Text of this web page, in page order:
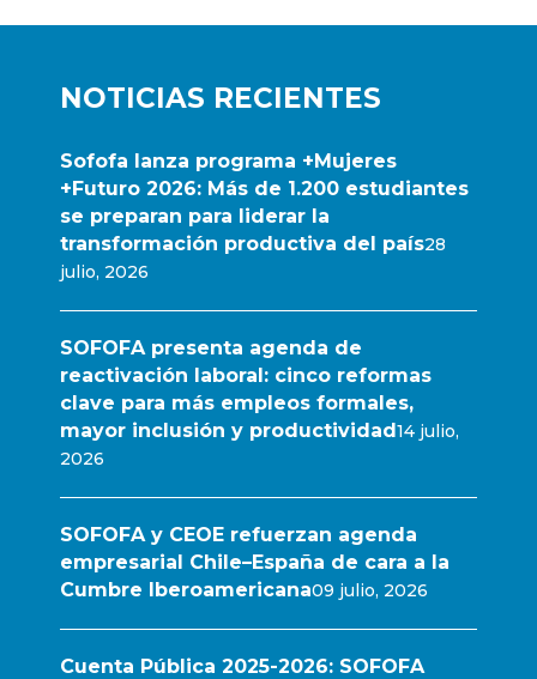
NOTICIAS RECIENTES
Sofofa lanza programa +Mujeres
+Futuro 2026: Más de 1.200 estudiantes
se preparan para liderar la
transformación productiva del país28
julio, 2026
SOFOFA presenta agenda de
reactivación laboral: cinco reformas
clave para más empleos formales,
mayor inclusión y productividad14 julio,
2026
SOFOFA y CEOE refuerzan agenda
empresarial Chile–España de cara a la
Cumbre Iberoamericana09 julio, 2026
Cuenta Pública 2025-2026: SOFOFA